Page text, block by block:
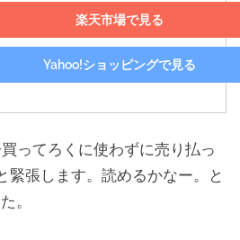
楽天市場で見る
Yahoo!ショッピングで見る
ってろくに使わずに売り払っ
緊張します。読めるかなー。と
。